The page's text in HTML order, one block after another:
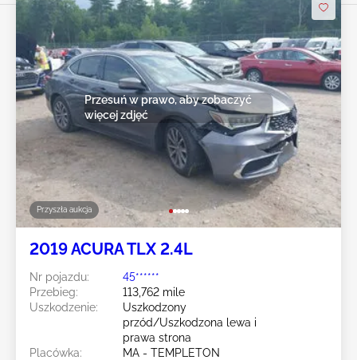
Przyszła aukcja
Przesuń w prawo, aby zobaczyć
więcej zdjęć
2019 ACURA TLX 2.4L
Nr pojazdu:
45******
Przebieg:
113,762 mile
Uszkodzenie:
Uszkodzony
przód/Uszkodzona lewa i
prawa strona
Placówka:
MA - TEMPLETON